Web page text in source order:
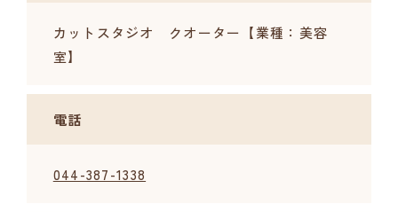
カットスタジオ クオーター【業種：美容
室】
電話
044-387-1338